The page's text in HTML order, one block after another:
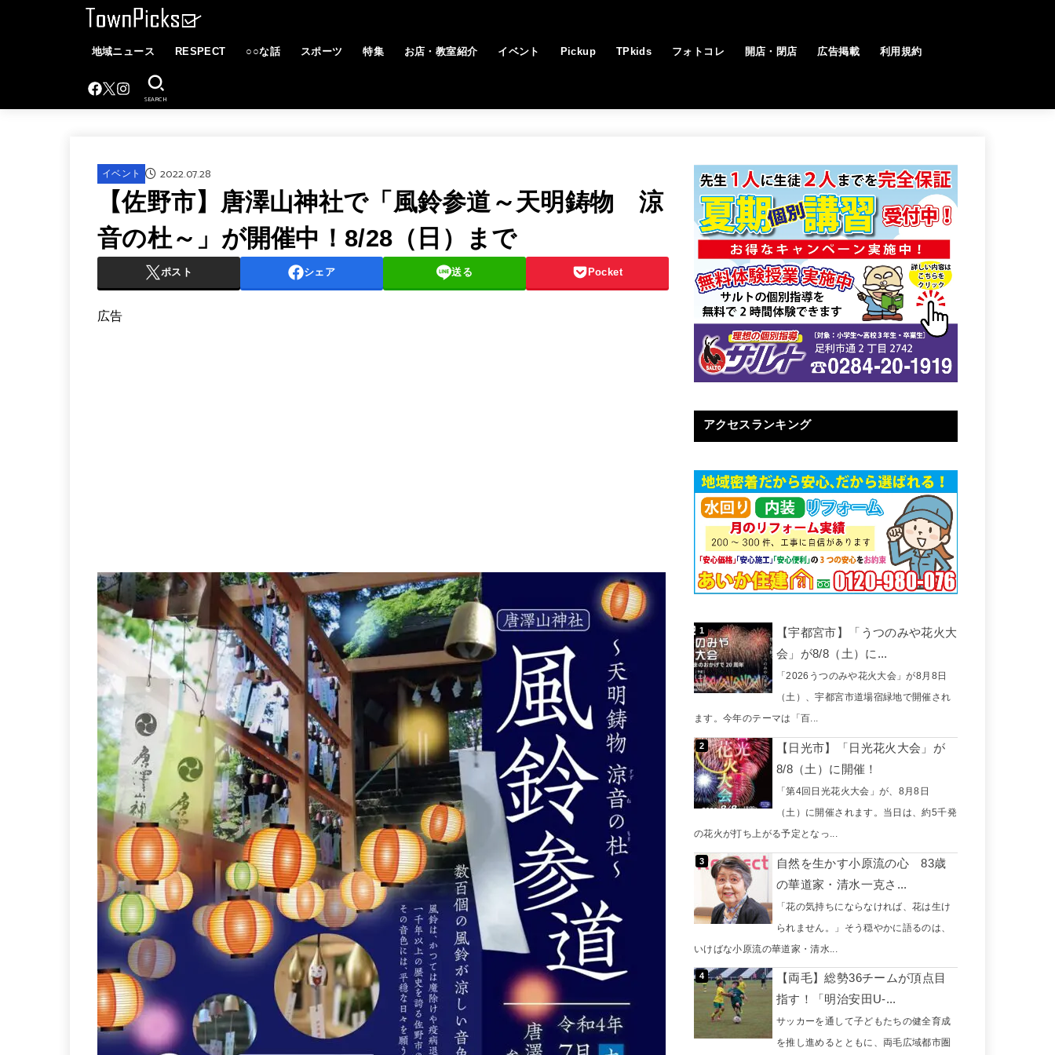
地域ニュース RESPECT ○○な話 スポーツ 特集 お店・教室紹介 イベント Pickup TPkids フォトコレ 開店・閉店 広告掲載 利用規約
SEARCH
イベント 2022.07.28
【佐野市】唐澤山神社で「風鈴参道～天明鋳物 涼
音の杜～」が開催中！8/28（日）まで
ポスト シェア 送る Pocket
広告
アクセスランキング
【宇都宮市】「うつのみや花火大
会」が8/8（土）に...
「2026うつのみや花火大会」が8月8日
（土）、宇都宮市道場宿緑地で開催され
ます。今年のテーマは「百...
【日光市】「日光花火大会」が
8/8（土）に開催！
「第4回日光花火大会」が、8月8日
（土）に開催されます。当日は、約5千発
の花火が打ち上がる予定となっ...
自然を生かす小原流の心 83歳
の華道家・清水一克さ...
「花の気持ちにならなければ、花は生け
られません。」そう穏やかに語るのは、
いけばな小原流の華道家・清水...
【両毛】総勢36チームが頂点目
指す！「明治安田U-...
サッカーを通して子どもたちの健全育成
を推し進めるとともに、両毛広域都市圏